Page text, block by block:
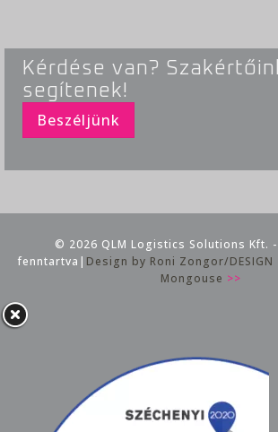
Kérdése van?
segítenek!
Beszéljünk
© 2026 QLM Logistics Solutions Kft.
fenntartva| Design by Roni Zongor/DESIGN
Mongouse >>